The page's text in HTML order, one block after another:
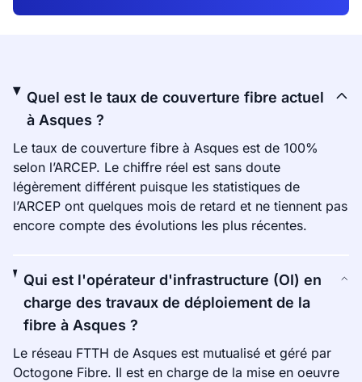
Quel est le taux de couverture fibre actuel
à Asques ?
Le taux de couverture fibre à Asques est de 100%
selon l’ARCEP. Le chiffre réel est sans doute
légèrement différent puisque les statistiques de
l’ARCEP ont quelques mois de retard et ne tiennent pas
encore compte des évolutions les plus récentes.
Qui est l'opérateur d'infrastructure (OI) en
charge des travaux de déploiement de la
fibre à Asques ?
Le réseau FTTH de Asques est mutualisé et géré par
Octogone Fibre. Il est en charge de la mise en oeuvre